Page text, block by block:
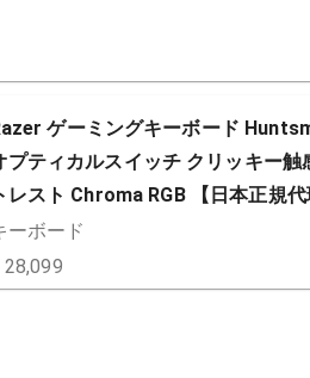
ゲーミングキーボード
プティカルスイッチ クリッキー
レスト Chroma RGB 【日本正規
ーボード
28,099